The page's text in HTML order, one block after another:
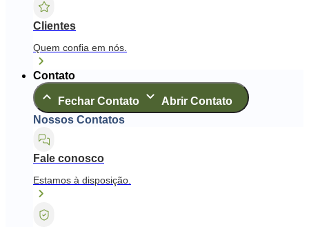
Clientes
Quem confia em nós.
Contato
Fechar Contato
Abrir Contato
Nossos Contatos
Fale conosco
Estamos à disposição.